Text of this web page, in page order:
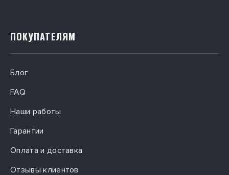
ПОКУПАТЕЛЯМ
Блог
FAQ
Наши работы
Гарантии
Оплата и доставка
Отзывы клиентов